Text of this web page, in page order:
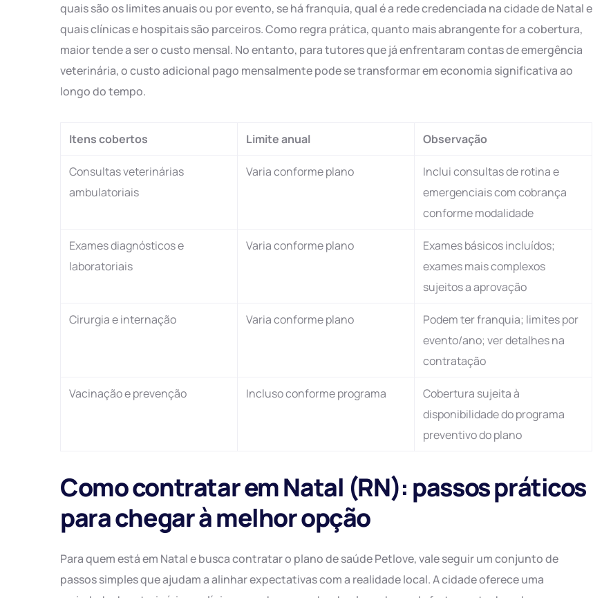
quais são os limites anuais ou por evento, se há franquia, qual é a rede credenciada na cidade de Natal e
quais clínicas e hospitais são parceiros. Como regra prática, quanto mais abrangente for a cobertura,
maior tende a ser o custo mensal. No entanto, para tutores que já enfrentaram contas de emergência
veterinária, o custo adicional pago mensalmente pode se transformar em economia significativa ao
longo do tempo.
Itens cobertos Limite anual Observação
Consultas veterinárias
ambulatoriais
Varia conforme plano
Inclui consultas de rotina e
emergenciais com cobrança
conforme modalidade
Exames diagnósticos e
laboratoriais
Varia conforme plano
Exames básicos incluídos;
exames mais complexos
sujeitos a aprovação
Cirurgia e internação Varia conforme plano
Podem ter franquia; limites por
evento/ano; ver detalhes na
contratação
Vacinação e prevenção Incluso conforme programa
Cobertura sujeita à
disponibilidade do programa
preventivo do plano
Como contratar em Natal (RN): passos práticos
para chegar à melhor opção
Para quem está em Natal e busca contratar o plano de saúde Petlove, vale seguir um conjunto de
passos simples que ajudam a alinhar expectativas com a realidade local. A cidade oferece uma